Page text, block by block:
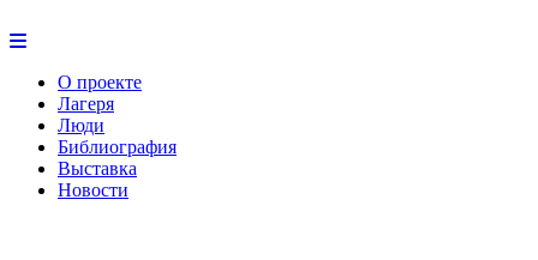
О проекте
Лагеря
Люди
Библиография
Выставка
Новости